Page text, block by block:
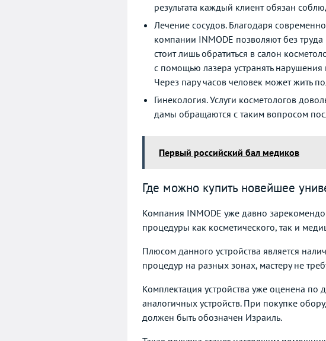
результата каждый клиент обязан
Лечение сосудов. Благодаря
компании INMODE позволяют без
стоит лишь обратиться в салон
с помощью лазера устранять
Через пару часов человек может жить
Гинекология. Услуги косметологов
дамы обращаются с таким вопросом
Первый российский бал медиков
Где можно купить новейшее
Компания INMODE уже давно
процедуры как косметического, так и
Плюсом данного устройства является
процедур на разных зонах, мастеру не
Комплектация устройства уже оценена
аналогичных устройств. При покупке
должен быть обозначен Израиль.